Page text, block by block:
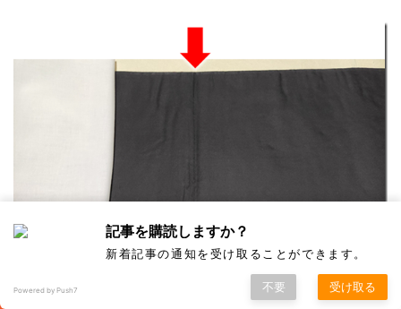
アイロンだけだとまだシワは残っていますが、
記事を購読しますか？
新着記事の通知を受け取ることができます。
Powered by Push7 不要 受け取る